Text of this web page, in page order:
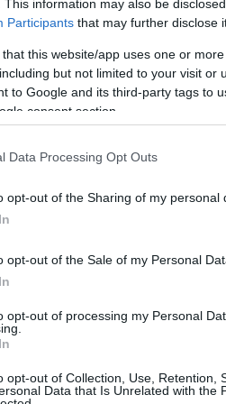
This information may also be
Participants that may further disclose
that this website/app uses one or
but not limited to your visit or
to Google and its third-party tags to
consent section.
Data Processing Opt Outs
opt-out of the Sharing of my personal
opt-out of the Sale of my Personal
opt-out of processing my Personal
opt-out of Collection, Use, Retention,
Data that Is Unrelated with the
που χαρακτηρίζει τα EVs.
παράγει 47 kW και 195 Nm
στους αυτοκινητόδρομους
ανάπτυξης του LEAF για
επίπεδο απομόνωσης
παρέχουν βέλτιστες
ο οδηγός μπορεί να επιβραδύνει
φορτίζει παράλληλα την
μπορεί να ρυθμιστεί
στους δρόμους της πόλης,
αλλά και σε χιονισμένους